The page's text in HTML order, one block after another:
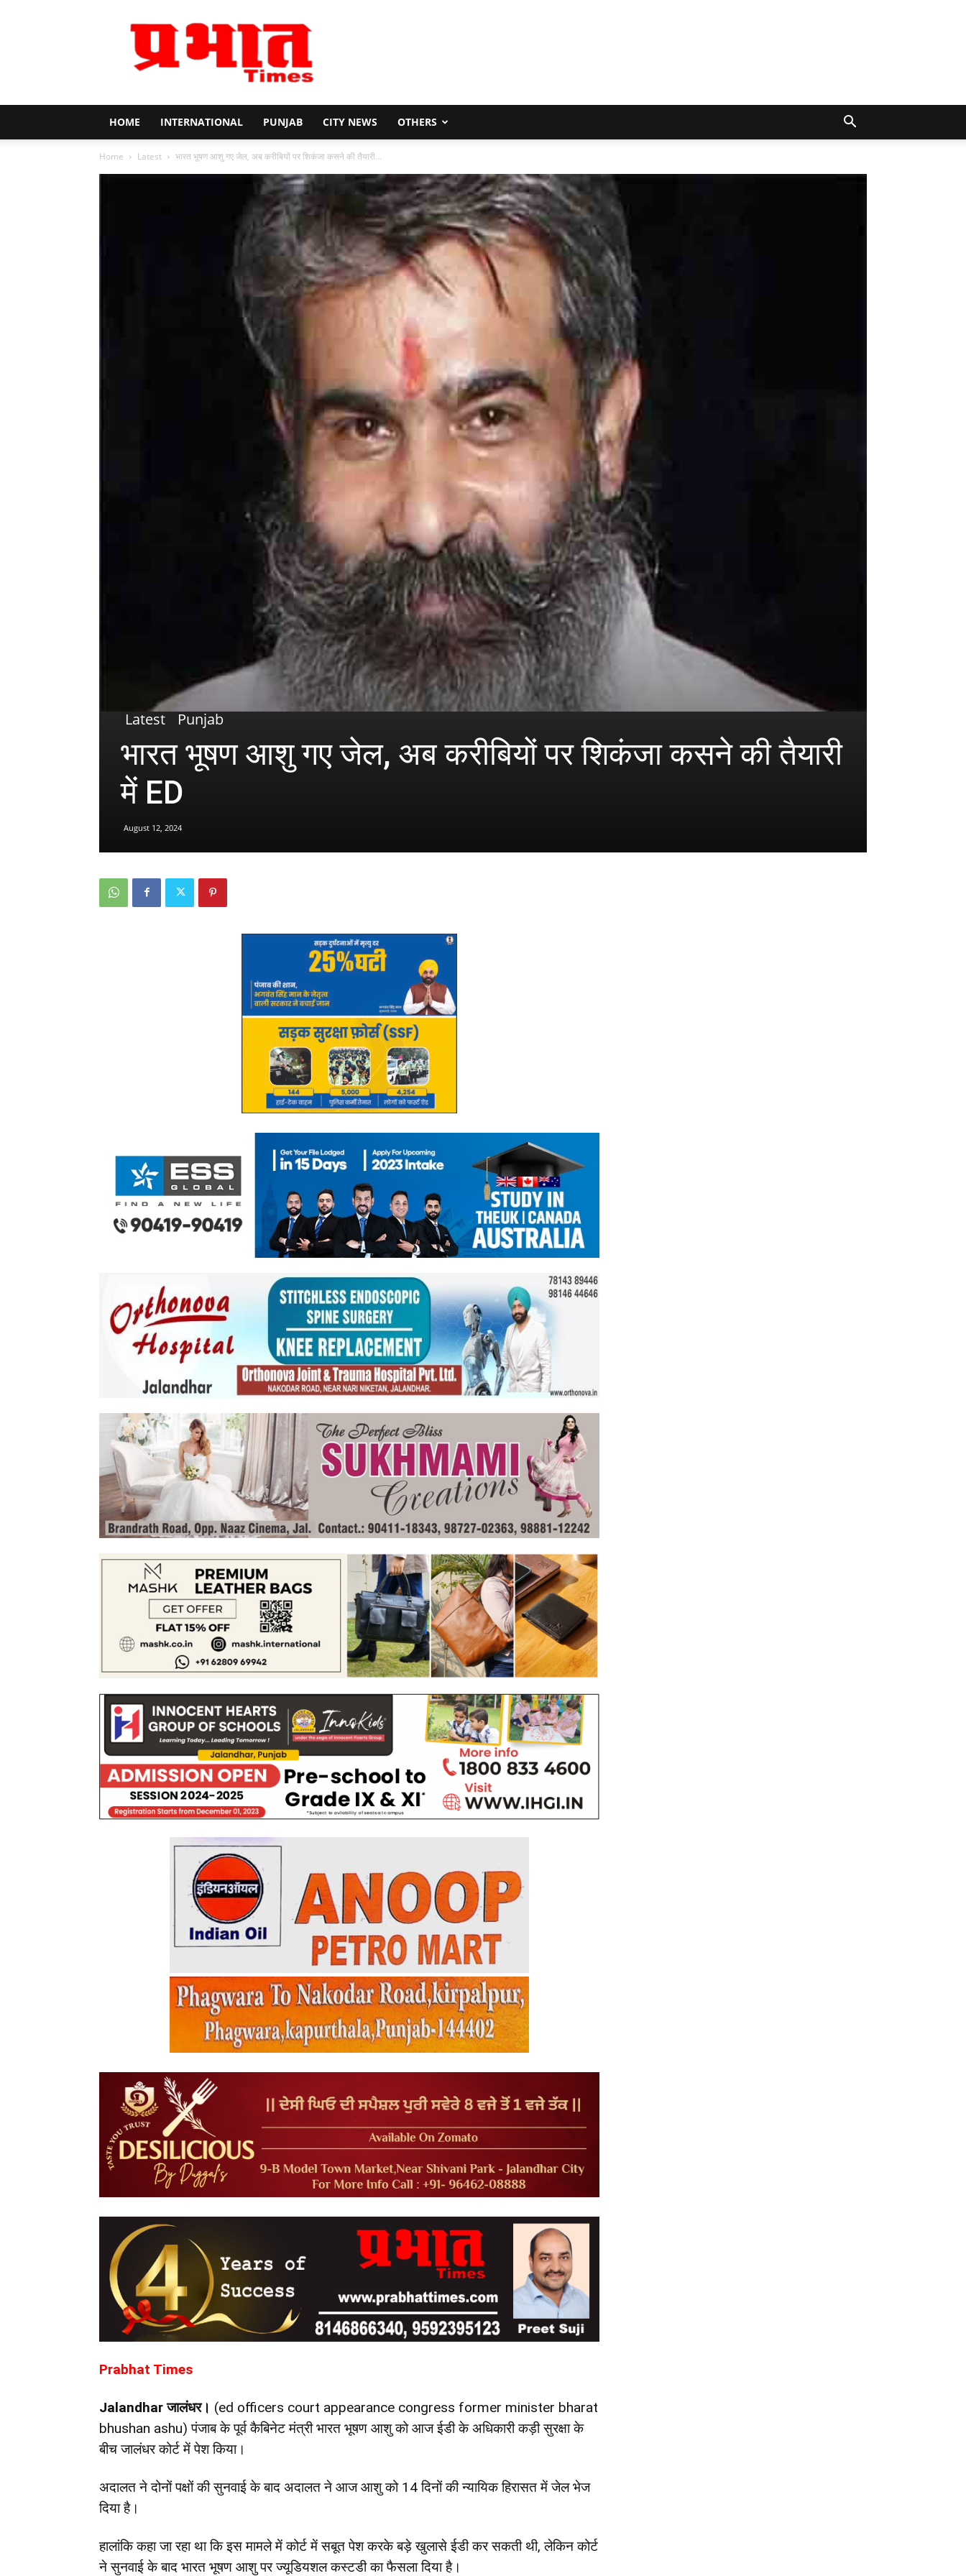
Prabhat
HOME INTERNATIONAL PUNJAB CITY NEWS OTHERS
Home Latest भारत भूषण आशु गए जेल, अब करीबियों पर शिकंजा कसने की तैयारी...
Latest Punjab
भारत भूषण आशु गए जेल, अब करीबियों पर शिकंजा कसने की तैयारी
में ED
August 12, 2024
Prabhat Times
Jalandharजालंधर। (ed officers court appearance congress former minister bharat
bhushan ashu) पंजाब के पूर्व कैबिनेट मंत्री भारत भूषण आशु को आज ईडी के अधिकारी कड़ी सुरक्षा के
बीच जालंधर कोर्ट में पेश किया।
अदालत ने दोनों पक्षों की सुनवाई के बाद अदालत ने आज आशु को 14 दिनों की न्यायिक हिरासत में जेल भेज
दिया है।
हालांकि कहा जा रहा था कि इस मामले में कोर्ट में सबूत पेश करके बड़े खुलासे ईडी कर सकती थी, लेकिन कोर्ट
ने सुनवाई के बाद भारत भूषण आशु पर ज्यूडियशल कस्टडी का फैसला दिया है।